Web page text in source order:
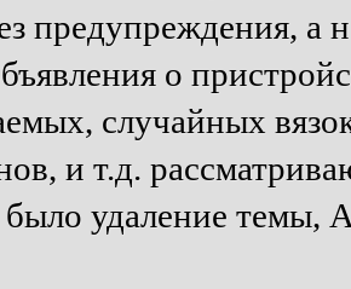
предупреждения, а
о
случайных
и т.д.
удаление темы,